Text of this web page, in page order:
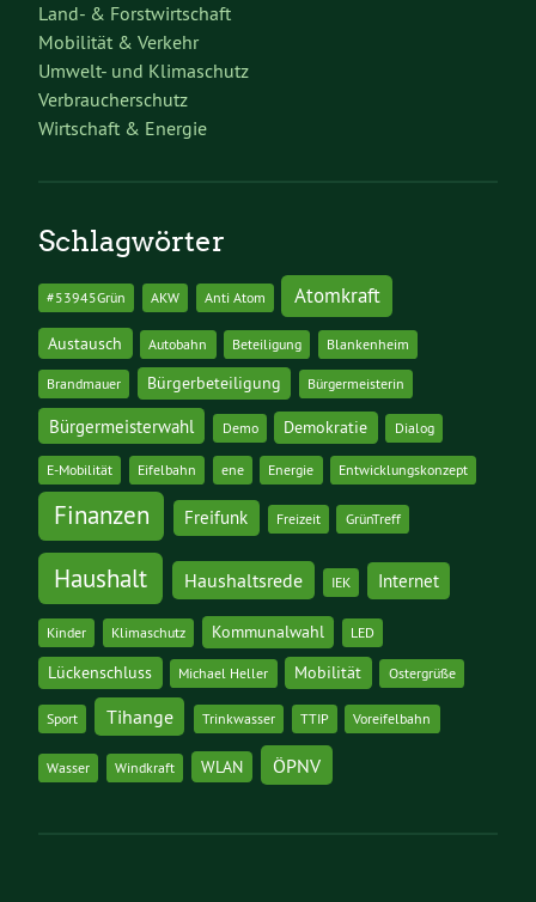
Land- & Forstwirtschaft
Mobilität & Verkehr
Umwelt- und Klimaschutz
Verbraucherschutz
Wirtschaft & Energie
Schlagwörter
#53945Grün AKW Anti Atom Atomkraft
Austausch Autobahn Beteiligung Blankenheim
Brandmauer Bürgerbeteiligung Bürgermeisterin
Bürgermeisterwahl Demo Demokratie Dialog
E-Mobilität Eifelbahn ene Energie Entwicklungskonzept
Finanzen Freifunk Freizeit GrünTreff
Haushalt Haushaltsrede IEK Internet
Kinder Klimaschutz Kommunalwahl LED
Lückenschluss Michael Heller Mobilität Ostergrüße
Sport Tihange Trinkwasser TTIP Voreifelbahn
Wasser Windkraft WLAN ÖPNV